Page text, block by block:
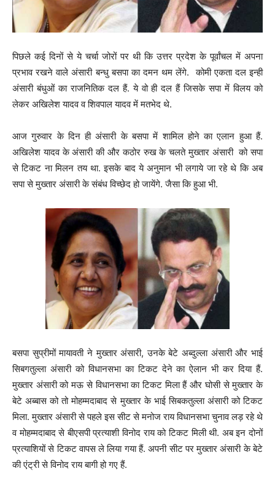
पिछले कई दिनों से ये चर्चा जोरों पर थी कि उत्तर प्रदेश के पूर्वांचल में अपना
प्रभाव रखने वाले अंसारी बन्धु बसपा का दमन थम लेंगे. कोमी एकता दल इन्ही
अंसारी बंधुओं का राजनितिक दल हैं. ये वो ही दल हैं जिसके सपा में विलय को
लेकर अखिलेश यादव व शिवपाल यादव में मतभेद थे.
आज गुरुवार के दिन ही अंसारी के बसपा में शामिल होने का एलान हुआ हैं.
अखिलेश यादव के अंसारी की और कठोर रुख के चलते मुख्तार अंसारी को सपा
से टिकट ना मिलन तय था. इसके बाद ये अनुमान भी लगाये जा रहे थे कि अब
सपा से मुख्तार अंसारी के संबंध विच्छेद हो जायेंगे. जैसा कि हुआ भी.
बसपा सुप्रीमों मायावती ने मुख्तार अंसारी, उनके बेटे अब्दुल्ला अंसारी और भाई
सिबगतुल्ला अंसारी को विधानसभा का टिकट देने का ऐलान भी कर दिया हैं.
मुख्तार अंसारी को मऊ से विधानसभा का टिकट मिला हैं और घोसी से मुख्तार के
बेटे अब्बास को तो मोहम्मदाबाद से मुख्तार के भाई सिबकतुल्ला अंसारी को टिकट
मिला. मुख्तार अंसारी से पहले इस सीट से मनोज राय विधानसभा चुनाव लड़ रहे थे
व मोहम्मदाबाद से बीएसपी प्रत्याशी विनोद राय को टिकट मिली थी. अब इन दोनों
प्रत्याशियों से टिकट वापस ले लिया गया हैं. अपनी सीट पर मुख्तार अंसारी के बेटे
की एंट्री से विनोद राय बागी हो गए हैं.